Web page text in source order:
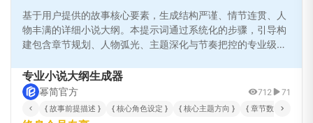
基于用户提供的故事核心要素，生成结构严谨、情节连贯、人
物丰满的详细小说大纲。本提示词通过系统化的步骤，引导构
建包含章节规划、人物弧光、主题深化与节奏把控的专业级故
专业小说大纲生成器
幂简官方 712 71
{ 故事前提描述 } { 核心角色设定 } { 核心主题方向 } { 章节数量 }